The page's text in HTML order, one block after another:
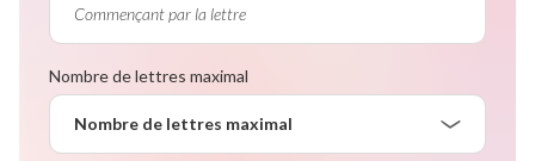
Nombre de lettres maximal
Nombre de lettres maximal